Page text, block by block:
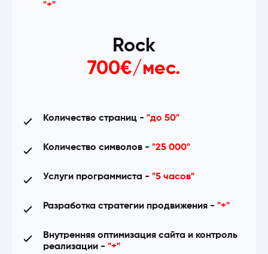
"+"
Поиск новых возможностей увеличения
трафика -"-"
конверсионных ключей с низкой
Looker Studio -"-"
Анализ usability по тепловым картам -"-"
Rock
700€/мес.
Количество страниц - "до 50"
Количество символов - "25 000"
Услуги программиста - "5 часов"
Разработка стратегии продвижения - "+"
Внутренняя оптимизация сайта и контроль
реализации - "+"